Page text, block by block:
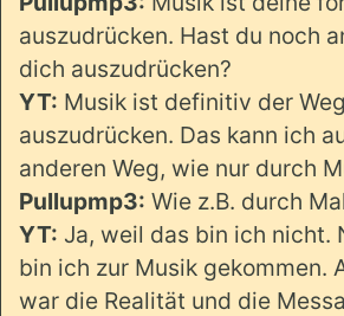
auszudrücken. Hast du noch
dich auszudrücken?
YT: Musik ist definitiv der
auszudrücken. Das kann ich
anderen Weg, wie nur durch
Pullupmp3: Wie z.B. durch
YT: Ja, weil das bin ich nicht.
bin ich zur Musik gekommen.
war die Realität und die